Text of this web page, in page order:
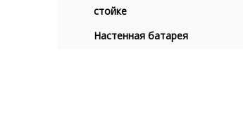
стойке
Настенная батарея